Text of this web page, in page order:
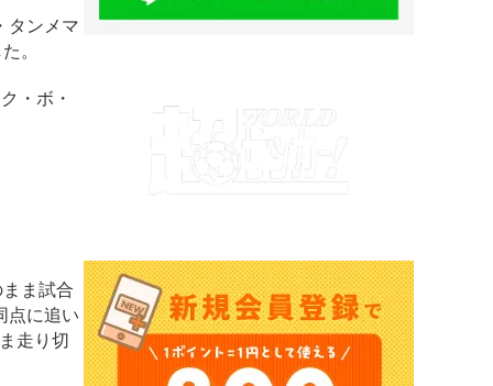
タンメマ
。
・ボ・
ま試合
点に追い
走り切